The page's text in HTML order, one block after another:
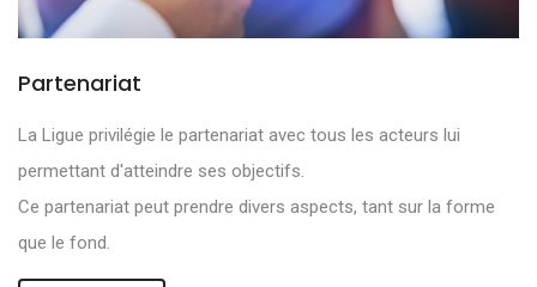
Partenariat
La Ligue privilégie le partenariat avec tous les acteurs lui
permettant d'atteindre ses objectifs.
Ce partenariat peut prendre divers aspects, tant sur la forme
que le fond.